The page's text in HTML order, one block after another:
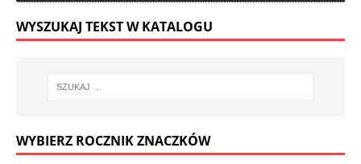
WYSZUKAJ TEKST W KATALOGU
WYBIERZ ROCZNIK ZNACZKÓW